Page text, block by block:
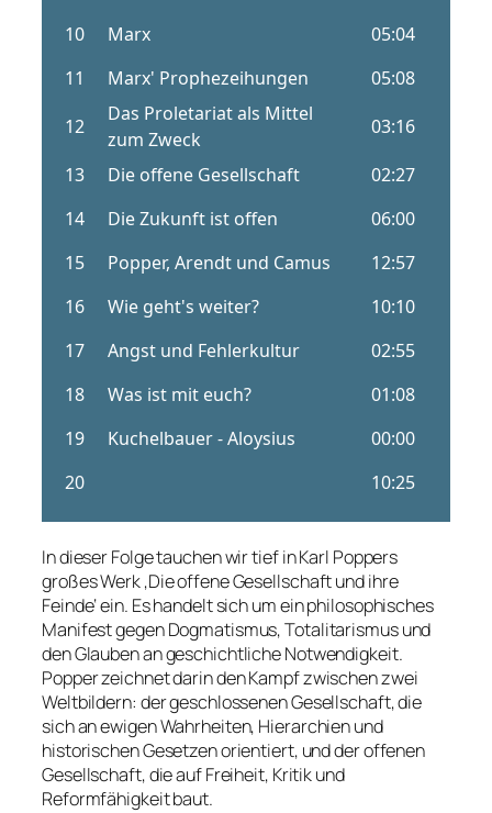
In dieser Folge tauchen wir tief in Karl Poppers
großes Werk ‚Die offene Gesellschaft und ihre
Feinde‘ ein. Es handelt sich um ein philosophisches
Manifest gegen Dogmatismus, Totalitarismus und
den Glauben an geschichtliche Notwendigkeit.
Popper zeichnet darin den Kampf zwischen zwei
Weltbildern: der geschlossenen Gesellschaft, die
sich an ewigen Wahrheiten, Hierarchien und
historischen Gesetzen orientiert, und der offenen
Gesellschaft, die auf Freiheit, Kritik und
Reformfähigkeit baut.